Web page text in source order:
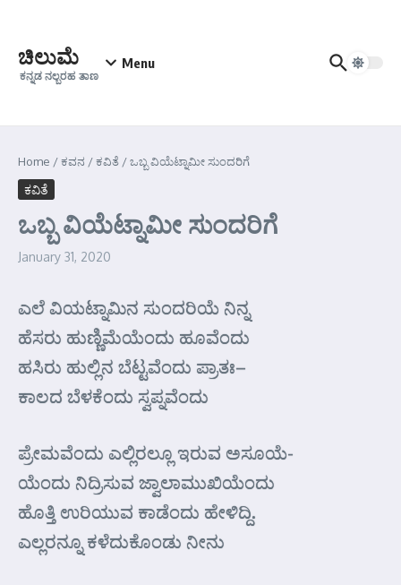
ಚಿಲುಮೆ
ಕನ್ನಡ ನಲ್ಬರಹ ತಾಣ
Menu
Home /ಕವನ /ಕವಿತೆ /ಒಬ್ಬ ವಿಯೆಟ್ನಾಮೀ ಸುಂದರಿಗೆ
ಕವಿತೆ
ಒಬ್ಬ ವಿಯೆಟ್ನಾಮೀ ಸುಂದರಿಗೆ
January 31, 2020
ಎಲೆ ವಿಯಟ್ನಾಮಿನ ಸುಂದರಿಯೆ ನಿನ್ನ
ಹೆಸರು ಹುಣ್ಣಿಮೆಯೆಂದು ಹೂವೆಂದು
ಹಸಿರು ಹುಲ್ಲಿನ ಬೆಟ್ಟವೆಂದು ಪ್ರಾತಃ–
ಕಾಲದ ಬೆಳಕೆಂದು ಸ್ವಪ್ನವೆಂದು
ಪ್ರೇಮವೆಂದು ಎಲ್ಲಿರಲ್ಲೂ ಇರುವ ಅಸೂಯೆ-
ಯೆಂದು ನಿದ್ರಿಸುವ ಜ್ವಾಲಾಮುಖಿಯೆಂದು
ಹೊತ್ತಿ ಉರಿಯುವ ಕಾಡೆಂದು ಹೇಳಿದ್ದಿ.
ಎಲ್ಲರನ್ನೂ ಕಳೆದುಕೊಂಡು ನೀನು